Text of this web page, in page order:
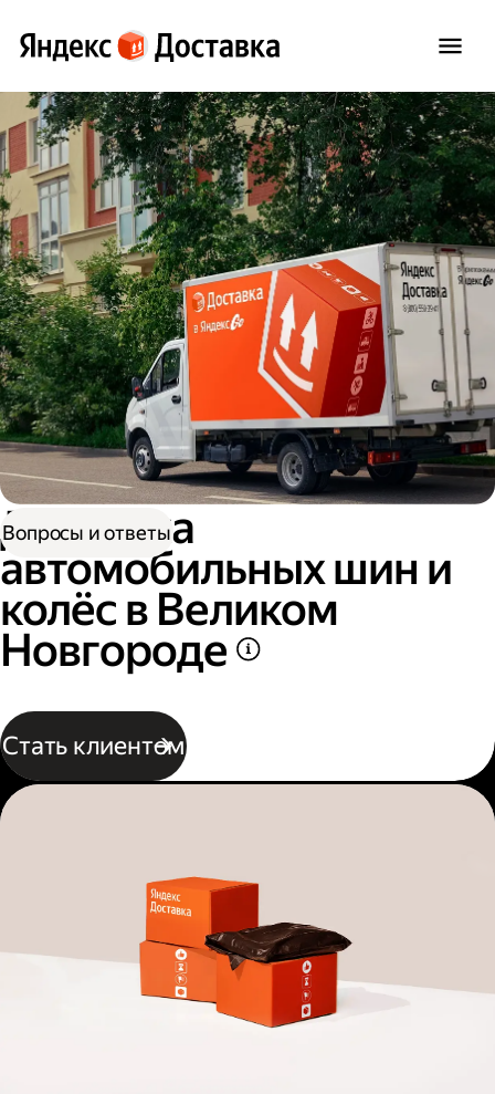
Доставка
автомобильных шин и
колёс в Великом
Новгороде
Стать клиентом
Вопросы и ответы